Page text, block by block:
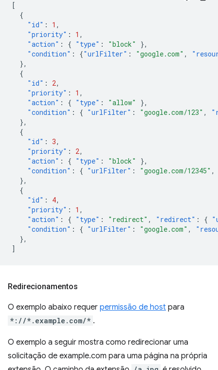
[
{
"id" : 1 ,
"priority" : 1 ,
"action" : { "type" : "block"
},
"condition" : {"urlFilter" : "google.com" ,
},
{
"id" : 2,
"priority" : 1 ,
"action" : { "type" : "allow"
},
"condition" : { "urlFilter" : "google.com/123" ,
},
{
"id" : 3,
"priority" : 2,
"action" : { "type" : "block"
},
"condition" : { "urlFilter" : "google.com/12345" ,
},
{
"id" : 4,
"priority" : 1 ,
"action" : { "type" : "redirect" , "redirect" : {
"condition" : { "urlFilter" : "google.com" ,
},
]
Redirecionamentos
O exemplo abaixo requer permissão de host para
*://*.example.com/* .
O exemplo a seguir mostra como redirecionar uma
solicitação de example.com para uma página na própria